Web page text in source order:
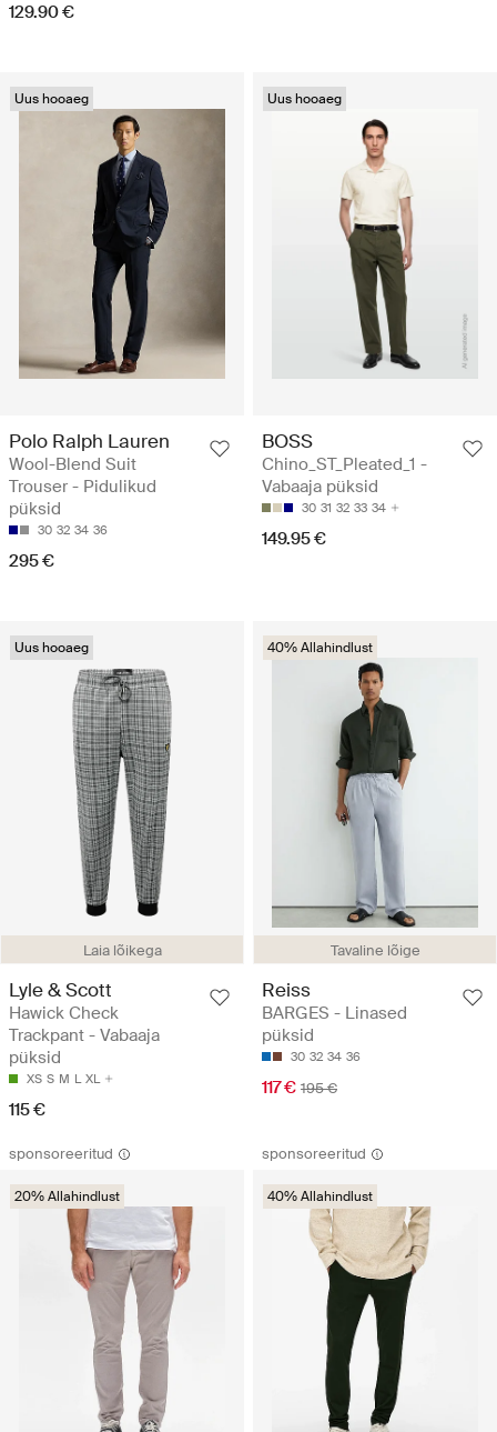
129.90 €
Uus hooaeg
Polo Ralph Lauren
Wool-Blend Suit
Trouser - Pidulikud
püksid
30 32 34 36
295 €
Uus hooaeg
BOSS
Chino_ST_Pleated_1 -
Vabaaja püksid
30 31 32 33 34
149.95 €
Laia lõikega
Uus hooaeg
Lyle & Scott
Hawick Check
Trackpant - Vabaaja
püksid
XS S M L XL
115 €
Tavaline lõige
40% Allahindlust
Reiss
BARGES - Linased
püksid
30 32 34 36
117 € 195 €
sponsoreeritud
20% Allahindlust
sponsoreeritud
40% Allahindlust